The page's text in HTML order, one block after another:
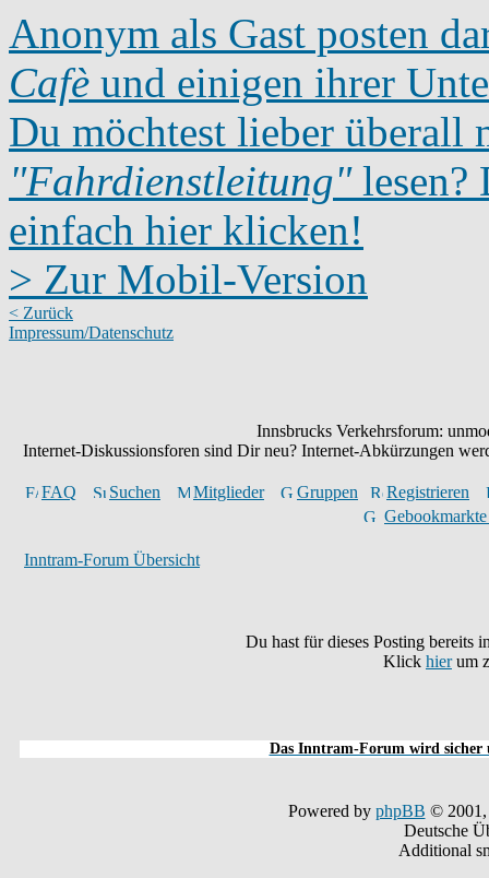
Anonym als Gast posten
Cafè und einigen ihrer
Du möchtest lieber überall
"Fahrdienstleitung"lesen?
einfach hier klicken!
> Zur Mobil-Version
< Zurück
Impressum/Datenschutz
Innsbrucks Verkehrsforum:
Internet-Diskussionsforen sind Dir neu? Internet-Abkürzungen
FAQ Suchen Mitglieder Gruppen
Registrieren
Inntram-Forum Übersicht
Du hast für dieses Posting bereits
Klick hierum
Das Inntram-Forum wird sicher
Powered by phpBB © 2001,
Deutsche
Additional